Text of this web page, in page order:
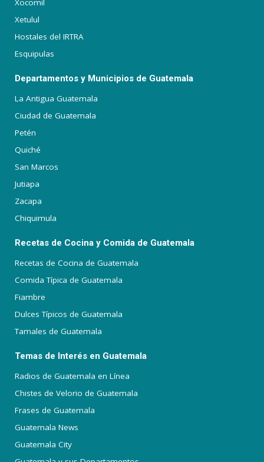
Xocomil
Xetulul
Hostales del IRTRA
Esquipulas
Departamentos y Municipios de Guatemala
La Antigua Guatemala
Ciudad de Guatemala
Petén
Quiché
San Marcos
Jutiapa
Zacapa
Chiquimula
Recetas de Cocina y Comida de Guatemala
Recetas de Cocina de Guatemala
Comida Típica de Guatemala
Fiambre
Dulces Típicos de Guatemala
Tamales de Guatemala
Temas de Interés en Guatemala
Radios de Guatemala en Línea
Chistes de Velorio de Guatemala
Frases de Guatemala
Guatemala News
Guatemala City